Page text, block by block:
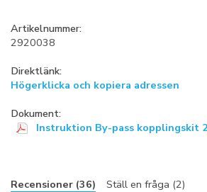
Artikelnummer:
2920038
Direktlänk:
Högerklicka och kopiera adressen
Dokument:
Instruktion By-pass kopplingskit
Recensioner (36) Ställ en fråga (2)